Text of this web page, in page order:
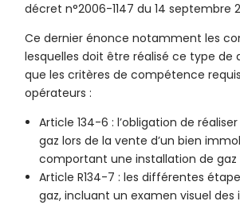
décret n°2006-1147 du 14 septembre
Ce dernier énonce notamment les
lesquelles doit être réalisé ce type de
que les critères de compétence
opérateurs :
Article 134-6 : l’obligation de
gaz lors de la vente d’un bien
comportant une installation de gaz
Article R134-7 : les différentes
gaz, incluant un examen visuel des